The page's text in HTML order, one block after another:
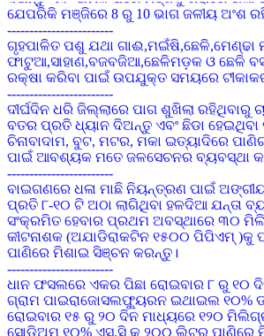
------------------------
ଗୃହପାଳିତ ପଶୁ ଯଥା ଗାଈ,ମଇଁଷି,ଛେଳି,ମେଣ୍ଢା
ଫାଟୁଆ,ସାହାଣ,ବଜବଜିଆ,ଛେଳିମଡ଼କ ଓ ଛେଳି
ରକ୍ଷା କରିବା ପାଇଁ ଉପଯୁକ୍ତ ସମୟରେ
------------------------
ଦୀର୍ଘଦିନ ଧରି ଜିଲ୍ଲାରେ ପାଗ ଶୁଖିଲା ରହିଥିବାରୁ
ବତର ପ୍ରତି ଧ୍ୟାନ ଦିଅନ୍ତୁ ଏବଂ ଛିଡା
ଚିନାବାଦାମ, ବୁଟ, ମଟର, ମକା ଇତ୍ୟାଦିରେ
ପାଇଁ ଆବଶ୍ୟକ ମତେ ଜଳସେଚନର ବ୍ୟବସ୍ଥା
------------------------
ବାଇଗଣରେ ଧଳା ମାଛି ନିୟନ୍ତ୍ରଣ ପାଇଁ
ପ୍ରତି ୮-୧୦ ଟି ଅଠା ଲାଗିଥିବା ହଳଦିଆ ଯନ୍ତା
ସଂକ୍ରମିତ ହେବାର ପ୍ରଥମ ଅବସ୍ଥାରେ ୩୦
କୀଟନାଶକ (ଅଯାଡିରାକଟିନ ୧୫୦୦ ପିପିଏମ୍ )କୁ
ପାଣିରେ ମିଶାଇ ସିଞ୍ଚନ କରନ୍ତୁ।
------------------------
ଧାନ ଫସଲରେ ଏକର ପିଛା ରୋଇବାର ୮ ରୁ ୧୦
ଗ୍ରାମ ପାଇରାଜୋସଲଫ୍ୟୁରନ ଇଥାଇଲ ୧୦%
ରୋଇବାର ୧୫ ରୁ ୨୦ ଦିନ ମାଧ୍ୟରେ ୧୨୦
ସୋଡିଅମ ୧୦% ଏସ.ସି କୁ ୨୦୦ ଲିଟର ପାଣିରେ
------------------------